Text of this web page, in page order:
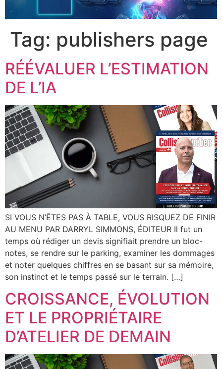
Tag: publishers page
RÉÉVALUER L’ESTIMATION
DE L’IA
SI VOUS N’ÊTES PAS À TABLE, VOUS RISQUEZ DE FINIR
AU MENU PAR DARRYL SIMMONS, ÉDITEUR Il fut un
temps où rédiger un devis signifiait prendre un bloc-
notes, se rendre sur le parking, examiner les dommages
et noter quelques chiffres en se basant sur sa mémoire,
son instinct et le temps passé sur le terrain. […]
CROISSANCE, ÉVOLUTION
ET LE PROPRIÉTAIRE
D’ATELIER DE DEMAIN